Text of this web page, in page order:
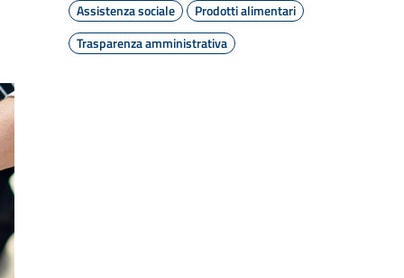
Assistenza sociale
Prodotti alimentari
Trasparenza amministrativa